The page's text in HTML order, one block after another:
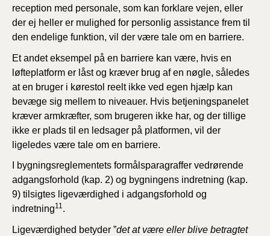
reception med personale, som kan forklare vejen, eller
der ej heller er mulighed for personlig assistance frem til
den endelige funktion, vil der være tale om en barriere.
Et andet eksempel på en barriere kan være, hvis en
løfteplatform er låst og kræver brug af en nøgle, således
at en bruger i kørestol reelt ikke ved egen hjælp kan
bevæge sig mellem to niveauer. Hvis betjeningspanelet
kræver armkræfter, som brugeren ikke har, og der tillige
ikke er plads til en ledsager på platformen, vil der
ligeledes være tale om en barriere.
I bygningsreglementets formålsparagraffer vedrørende
adgangsforhold (kap. 2) og bygningens indretning (kap.
9) tilsigtes ligeværdighed i adgangsforhold og
indretning11.
Ligeværdighed betyder ”det at være eller blive betragtet